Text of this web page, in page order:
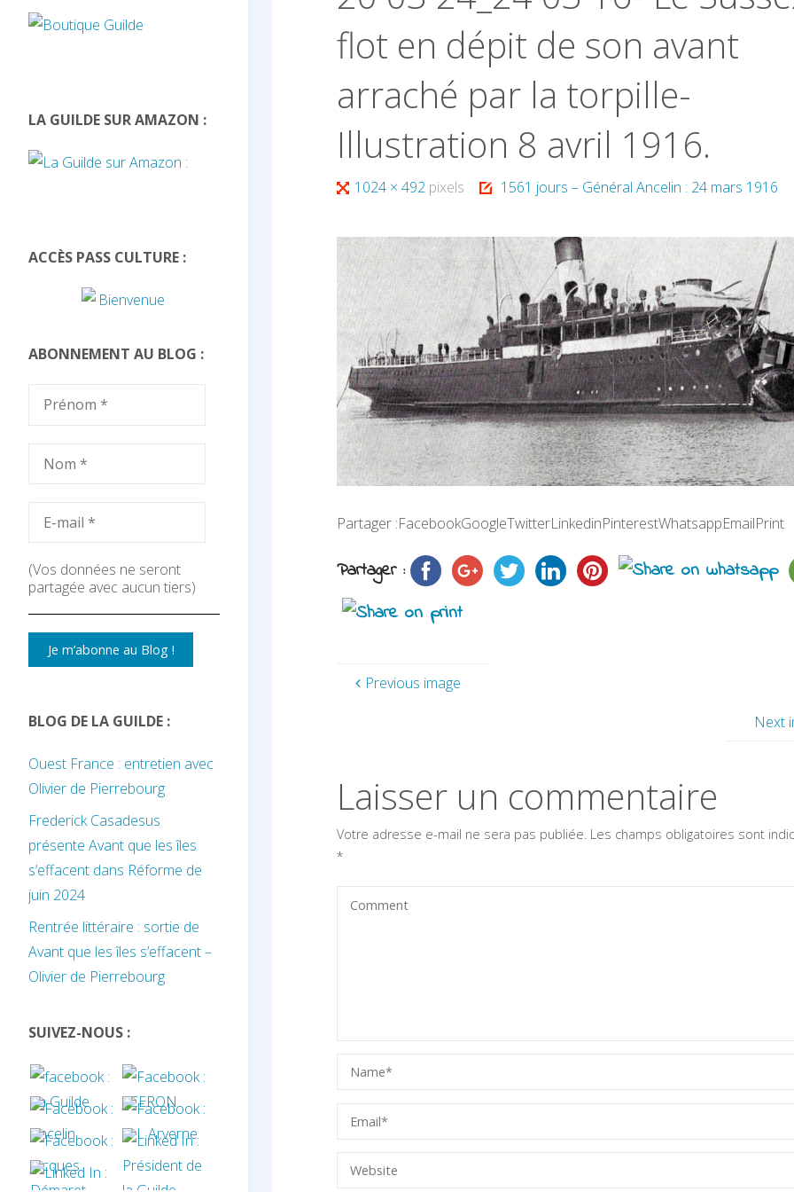
flot en dépit de son avant
arraché par la torpille-
Illustration 8 avril 1916.
Full1024 × 492 pixels 1561 jours – Général Ancelin : 24 mars 1916
Partager :FacebookGoogleTwitterLinkedinPinterestWhatsappEmailPrint
Partager :
Previous image
Next
Laisser un commentaire
Votre adresse e-mail ne sera pas publiée. Les champs obligatoires sont
*
LA GUILDE SUR AMAZON :
ACCÈS PASS CULTURE :
ABONNEMENT AU BLOG :
(Vos données ne seront
partagée avec aucun tiers)
BLOG DE LA GUILDE :
Ouest France : entretien avec
Olivier de Pierrebourg
Frederick Casadesus
présente Avant que les îles
s’effacent dans Réforme de
juin 2024
Rentrée littéraire : sortie de
Avant que les îles s’effacent –
Olivier de Pierrebourg
SUIVEZ-NOUS :